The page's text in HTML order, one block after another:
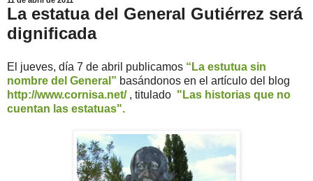
La estatua del General Gutiérrez será
dignificada
El jueves, día 7 de abril publicamos “La estutua sin
nombre del General” basándonos en el artículo del blog
http://www.cornisa.net/ , titulado "Las historias que no
cuentan las estatuas".